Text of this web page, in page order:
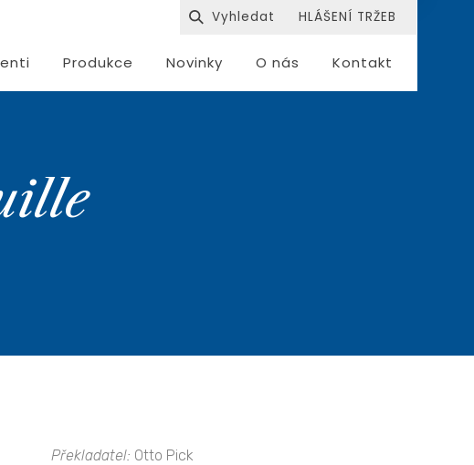
Produkce Novinky O nás Kontakt
HLÁŠENÍ TRŽEB
Překladatel: Otto Pick